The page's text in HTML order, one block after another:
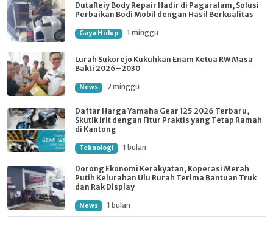
DutaReiy Body Repair Hadir di Pagaralam, Solusi
Perbaikan Bodi Mobil dengan Hasil Berkualitas
Gaya Hidup 1 minggu
Lurah Sukorejo Kukuhkan Enam Ketua RW Masa
Bakti 2026–2030
News 2 minggu
Daftar Harga Yamaha Gear 125 2026 Terbaru,
Skutik Irit dengan Fitur Praktis yang Tetap Ramah
di Kantong
Teknologi 1 bulan
Dorong Ekonomi Kerakyatan, Koperasi Merah
Putih Kelurahan Ulu Rurah Terima Bantuan Truk
dan Rak Display
News 1 bulan